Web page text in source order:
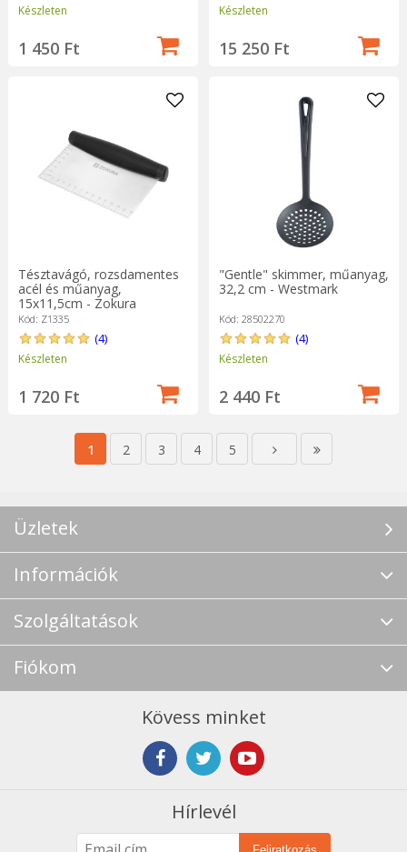
Készleten
1 450 Ft
Készleten
15 250 Ft
Tésztavágó, rozsdamentes
acél és műanyag,
15x11,5cm - Zokura
Kód: Z1335
(4)
Készleten
1 720 Ft
"Gentle" skimmer, műanyag,
32,2 cm - Westmark
Kód: 28502270
(4)
Készleten
2 440 Ft
1 2 3 4 5
Üzletek
Információk
Szolgáltatások
Fiókom
Kövess minket
Hírlevél